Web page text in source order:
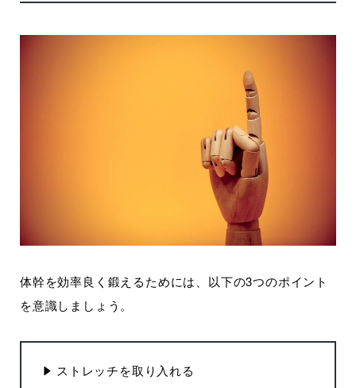
体幹を効率良く鍛えるためには、以下の3つのポイント
を意識しましょう。
ストレッチを取り入れる